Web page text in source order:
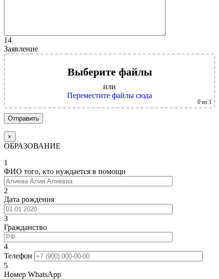
14
Заявление
Выберите файлы
или
Переместите файлы сюда
0 из 1
×
ОБРАЗОВАНИЕ
1
ФИО того, кто нуждается в помощи
2
Дата рождения
3
Гражданство
4
Телефон
5
Номер WhatsApp